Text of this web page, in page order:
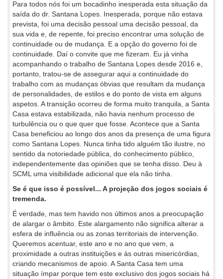
Para todos nós foi um bocadinho inesperada esta situação da
saída do dr. Santana Lopes. Inesperada, porque não estava
prevista, foi uma decisão pessoal uma decisão pessoal, da
sua vida e, de repente, foi preciso encontrar uma solução de
continuidade ou de mudança. E a opção do governo foi de
continuidade. Daí o convite que me fizeram. Eu já vinha
acompanhando o trabalho de Santana Lopes desde 2016 e,
portanto, tratou-se de assegurar aqui a continuidade do
trabalho com as mudanças óbvias que resultam da mudança
de personalidades, de estilos e do ponto de vista em alguns
aspetos. A transição ocorreu de forma muito tranquila, a Santa
Casa estava estabilizada, não havia nenhum processo de
turbulência ou o que quer que fosse. Acontece que a Santa
Casa beneficiou ao longo dos anos da presença de uma figura
como Santana Lopes. Nunca tinha tido alguém tão ilustre, no
sentido da notoriedade pública, do conhecimento público,
independentemente das opiniões que se tenha disso. Deu à
SCML uma visibilidade adicional que ela não tinha.
Se é que isso é possível... A projeção dos jogos sociais é
tremenda.
É verdade, mas tem havido nos últimos anos a preocupação
de alargar o âmbito. Este alargamento não significa alterar a
esfera de influência ou as zonas territoriais de intervenção.
Queremos acentuar, este ano e no ano que vem, a
proximidade a outras instituições e às outras misericórdias,
criando mecanismos de apoio. A Santa Casa tem uma
situação ímpar porque tem este exclusivo dos jogos sociais há